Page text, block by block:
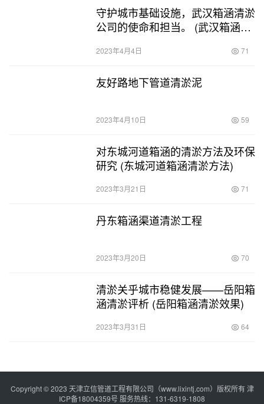
守护城市基础设施，武汉箱涵清淤
公司的使命和担当。 (武汉箱涵清
2023年4月4日 71
友好路地下管道清淤泥
2023年4月10日 59
对东城河道箱涵的清淤方法及环保
研究 (东城河道箱涵清淤方法)
2023年3月21日 71
丹东箱涵渠道清淤工程
2023年3月20日 70
清淤关乎城市稳健发展——岳阳箱
涵清淤评析 (岳阳箱涵清淤效果)
2023年3月31日 64
Copyright © 2023 天津立信管道工程有限公司（www.lixintj.com）版权所有津
ICP备18004359号 服务热线：131-6319-1808